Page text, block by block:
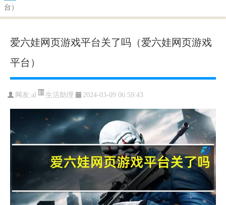
台）
爱六娃网页游戏平台关了吗（爱六娃网页游戏
平台）
网友:al 生活助理 2024-03-09 06:59:43